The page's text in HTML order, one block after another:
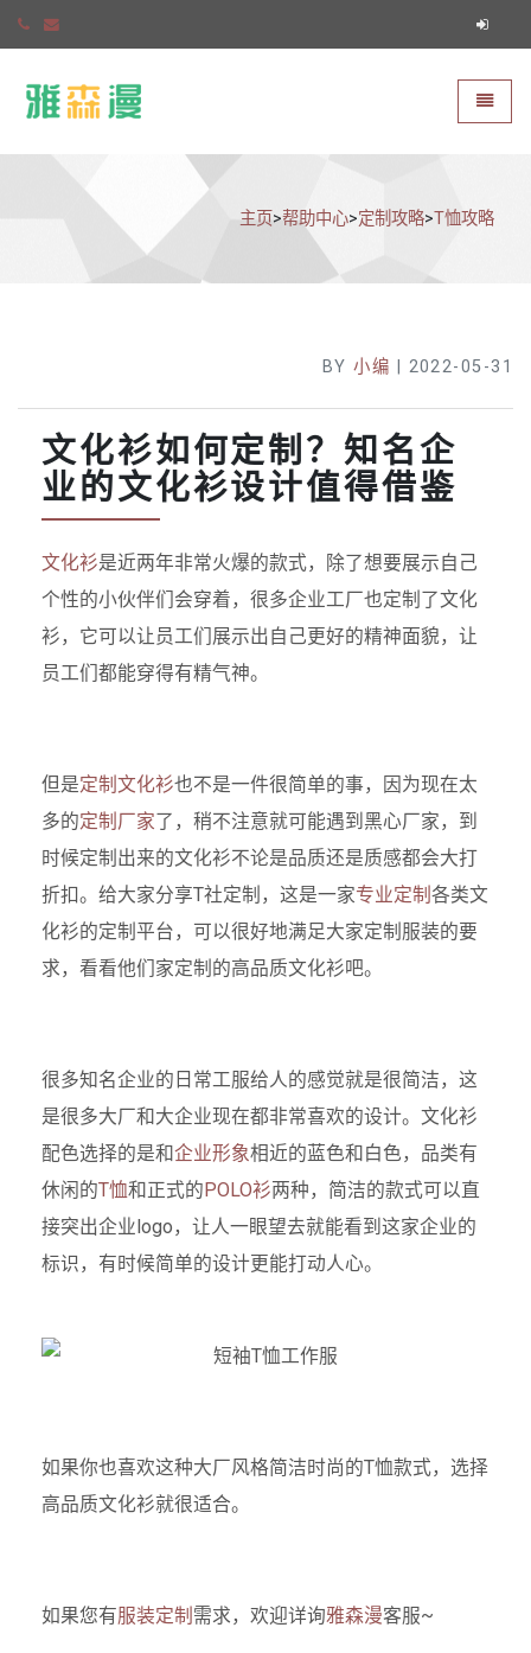
切换导
主页>帮助中心>定制攻略>T恤攻略
BY小编 | 2022-05-31
文化衫如何定制？知名企
业的文化衫设计值得借鉴
文化衫是近两年非常火爆的款式，除了想要展示自己
个性的小伙伴们会穿着，很多企业工厂也定制了文化
衫，它可以让员工们展示出自己更好的精神面貌，让
员工们都能穿得有精气神。
但是定制文化衫也不是一件很简单的事，因为现在太
多的定制厂家了，稍不注意就可能遇到黑心厂家，到
时候定制出来的文化衫不论是品质还是质感都会大打
折扣。给大家分享T社定制，这是一家专业定制 各类文
化衫的定制平台，可以很好地满足大家定制服装的要
求，看看他们家定制的高品质文化衫吧。
很多知名企业的日常工服给人的感觉就是很简洁，这
是很多大厂和大企业现在都非常喜欢的设计。文化衫
配色选择的是和企业形象相近的蓝色和白色，品类有
休闲的T恤和正式的POLO衫两种，简洁的款式可以直
接突出企业logo，让人一眼望去就能看到这家企业的
标识，有时候简单的设计更能打动人心。
如果你也喜欢这种大厂风格简洁时尚的T恤款式，选择
高品质文化衫就很适合。
如果您有服装定制 需求，欢迎详询雅森漫客服~